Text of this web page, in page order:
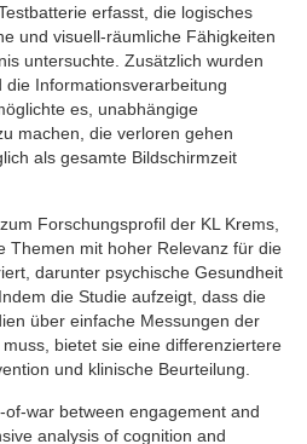
erfasst, die logisches
und visuell-räumliche Fähigkeiten
untersuchte. Zusätzlich wurden
Informationsverarbeitung
es, unabhängige
machen, die verloren gehen
als gesamte Bildschirmzeit
Forschungsprofil der KL Krems,
Themen mit hoher Relevanz für die
darunter psychische Gesundheit
die Studie aufzeigt, dass die
über einfache Messungen der
bietet sie eine differenziertere
und klinische Beurteilung.
war between engagement and
analysis of cognition and